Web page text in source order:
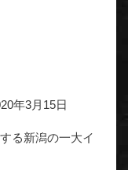
年3月15日
る新潟の一大イ